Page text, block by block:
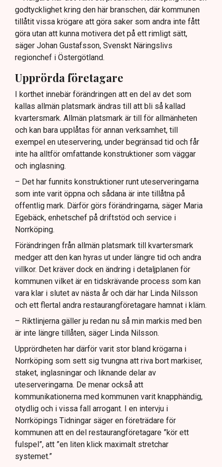
godtycklighet kring den här branschen, där kommunen
tillåtit vissa krögare att göra saker som andra inte fått
göra utan att kunna motivera det på ett rimligt sätt,
säger Johan Gustafsson, Svenskt Näringslivs
regionchef i Östergötland.
Upprörda företagare
I korthet innebär förändringen att en del av det som
kallas allmän platsmark ändras till att bli så kallad
kvartersmark. Allmän platsmark är till för allmänheten
och kan bara upplåtas för annan verksamhet, till
exempel en uteservering, under begränsad tid och får
inte ha alltför omfattande konstruktioner som väggar
och inglasning.
– Det har funnits konstruktioner runt uteserveringarna
som inte varit öppna och sådana är inte tillåtna på
offentlig mark. Därför görs förändringarna, säger Maria
Egebäck, enhetschef på driftstöd och service i
Norrköping.
Förändringen från allmän platsmark till kvartersmark
medger att den kan hyras ut under längre tid och andra
villkor. Det kräver dock en ändring i detaljplanen för
kommunen vilket är en tidskrävande process som kan
vara klar i slutet av nästa år och där har Linda Nilsson
och ett flertal andra restaurangföretagare hamnat i kläm.
– Riktlinjerna gäller ju redan nu så min markis med ben
är inte längre tillåten, säger Linda Nilsson.
Upprördheten har därför varit stor bland krögarna i
Norrköping som sett sig tvungna att riva bort markiser,
staket, inglasningar och liknande delar av
uteserveringarna. De menar också att
kommunikationerna med kommunen varit knapphändig,
otydlig och i vissa fall arrogant. I en intervju i
Norrköpings Tidningar säger en företrädare för
kommunen att en del restaurangföretagare ”kör ett
fulspel”, att ”en liten klick maximalt stretchar
systemet.”